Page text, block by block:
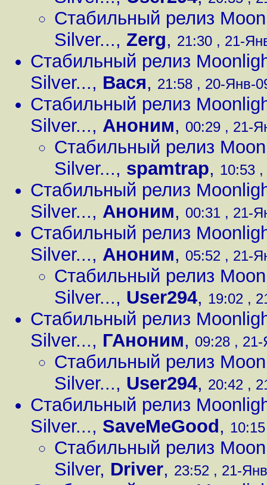
Стабильный релиз
Silver..., Zerg, 21:30 , 21-
Стабильный релиз
Silver..., Вася, 21:58 , 20-Янв-
Стабильный релиз
Silver..., Аноним, 00:29 , 21-
Стабильный релиз
Silver..., spamtrap, 10:53
Стабильный релиз
Silver..., Аноним, 00:31 , 21-
Стабильный релиз
Silver..., Аноним, 05:52 , 21-
Стабильный релиз
Silver..., User294, 19:02 ,
Стабильный релиз
Silver..., ГАноним, 09:28 ,
Стабильный релиз
Silver..., User294, 20:42 ,
Стабильный релиз
Silver..., SaveMeGood ,
Стабильный релиз
Silver, Driver, 23:52 , 21-